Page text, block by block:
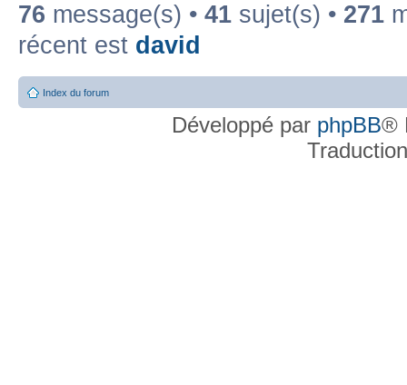
76 message(s) • 41 sujet(s) • 271
récent est david
Index du forum
Développé par phpBB®